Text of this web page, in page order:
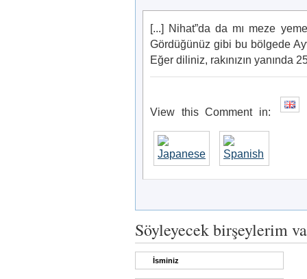
[...] Nihat”da da mı meze
Gördüğünüz gibi bu bölgede
Eğer diliniz, rakınızın yanında
View this Comment in:
Söyleyecek birşeylerim